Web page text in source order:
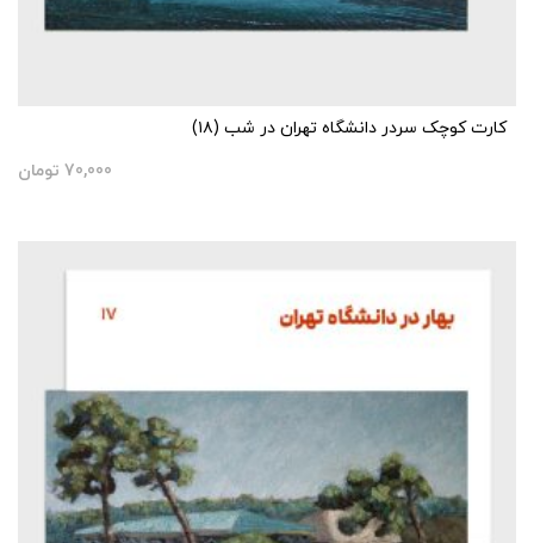
کارت کوچک سردر دانشگاه تهران در شب (۱۸)
70,000 تومان